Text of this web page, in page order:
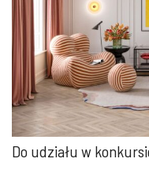
Do udziału w